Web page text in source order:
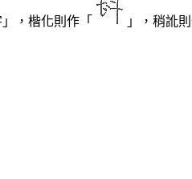
」，楷化則作「 」，稍訛